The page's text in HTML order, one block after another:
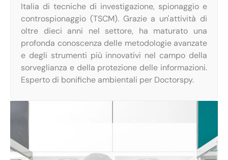
Italia di tecniche di investigazione, spionaggio e
controspionaggio (TSCM). Grazie a un'attività di
oltre dieci anni nel settore, ha maturato una
profonda conoscenza delle metodologie avanzate
e degli strumenti più innovativi nel campo della
sorveglianza e della protezione delle informazioni.
Esperto di bonifiche ambientali per Doctorspy.